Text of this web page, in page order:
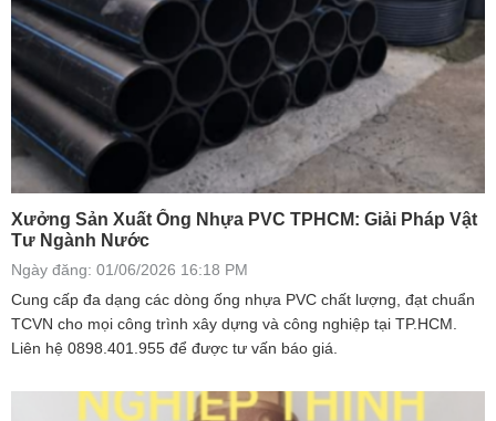
Xưởng Sản Xuất Ống Nhựa PVC TPHCM: Giải Pháp Vật
Tư Ngành Nước
Ngày đăng: 01/06/2026 16:18 PM
Cung cấp đa dạng các dòng ống nhựa PVC chất lượng, đạt chuẩn
TCVN cho mọi công trình xây dựng và công nghiệp tại TP.HCM.
Liên hệ 0898.401.955 để được tư vấn báo giá.